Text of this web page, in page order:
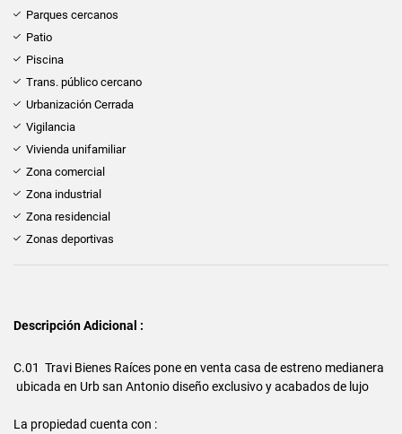
Parques cercanos
Patio
Piscina
Trans. público cercano
Urbanización Cerrada
Vigilancia
Vivienda unifamiliar
Zona comercial
Zona industrial
Zona residencial
Zonas deportivas
Descripción Adicional :
C.01 Travi Bienes Raíces pone en venta casa de estreno medianera
ubicada en Urb san Antonio diseño exclusivo y acabados de lujo
La propiedad cuenta con :